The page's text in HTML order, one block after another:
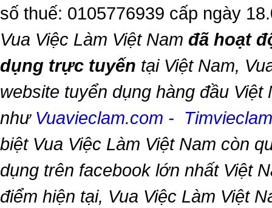
số thuế: 0105776939 cấp ngày
Vua Việc Làm Việt Nam đã hoạt
dụng trực tuyến tại Việt Nam,
website tuyển dụng hàng đầu Việt
như Vuavieclam.com -
biệt Vua Việc Làm Việt Nam còn
dụng trên facebook lớn nhất Việt
điểm hiện tại, Vua Việc Làm Việt